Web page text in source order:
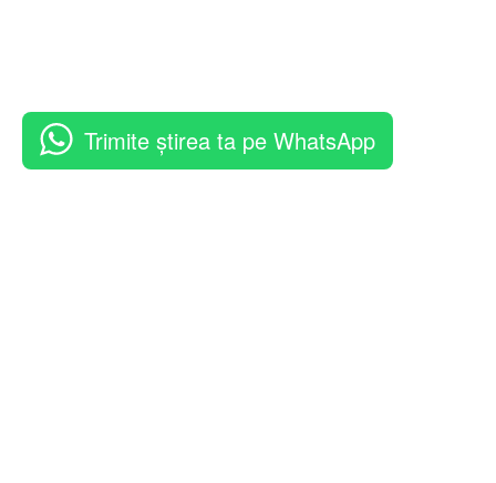
Trimite știrea ta pe WhatsApp